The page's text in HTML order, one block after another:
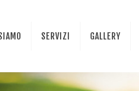
SERVIZI GALLERY